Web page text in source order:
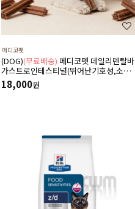
메디코펫
(DOG)(무료배송) 메디코펫 데일리덴탈바
가스트로인테스티널(뛰어난기호성,소화
기,췌장염,설사,구토,만성질환도움)
224g(14P)
18,000원